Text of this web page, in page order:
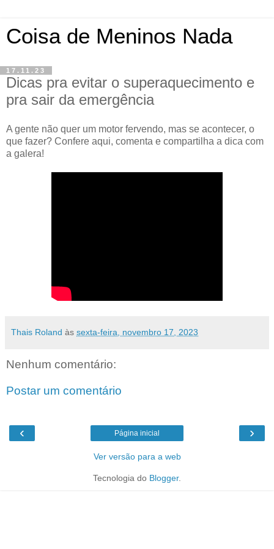
Coisa de Meninos Nada
17.11.23
Dicas pra evitar o superaquecimento e
pra sair da emergência
A gente não quer um motor fervendo, mas se acontecer, o
que fazer? Confere aqui, comenta e compartilha a dica com
a galera!
Thais Roland às sexta-feira, novembro 17, 2023
Nenhum comentário:
Postar um comentário
‹ ›
Página inicial
Ver versão para a web
Tecnologia do Blogger.